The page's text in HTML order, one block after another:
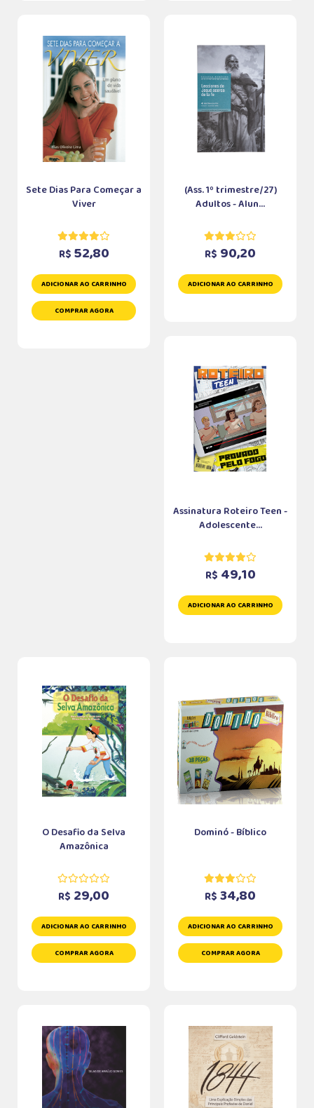
Sete Dias Para Começar a
Viver
R$ 52,80
ADICIONAR AO CARRINHO
COMPRAR AGORA
(Ass. 1º trimestre/27)
Adultos - Alun...
R$ 90,20
ADICIONAR AO CARRINHO
Assinatura Roteiro Teen -
Adolescente...
R$ 49,10
ADICIONAR AO CARRINHO
O Desafio da Selva
Amazônica
R$ 29,00
ADICIONAR AO CARRINHO
COMPRAR AGORA
Dominó - Bíblico
R$ 34,80
ADICIONAR AO CARRINHO
COMPRAR AGORA